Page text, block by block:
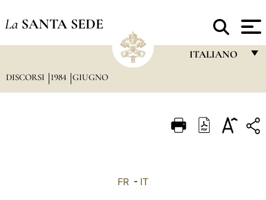
La SANTA SEDE
ITALIANO
ITALIANO
DISCORSI 1984 GIUGNO
FR - IT